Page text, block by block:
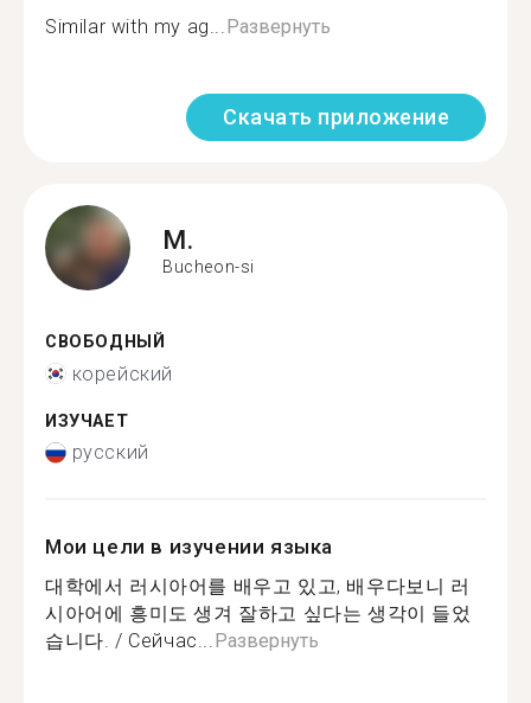
Similar with my ag...Развернуть
Скачать приложение
M.
Bucheon-si
СВОБОДНЫЙ
корейский
ИЗУЧАЕТ
русский
Мои цели в изучении языка
대학에서 러시아어를 배우고 있고, 배우다보니 러
시아어에 흥미도 생겨 잘하고 싶다는 생각이 들었
습니다. / Сейчас...Развернуть